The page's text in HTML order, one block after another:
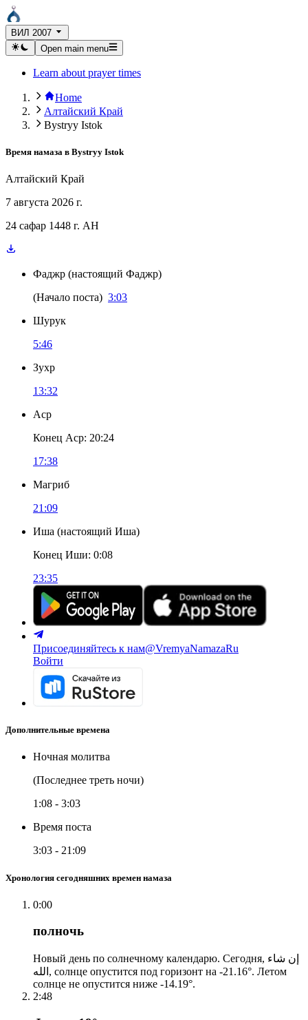
ВИЛ 2007
Open main menu
Learn about prayer times
Home
Алтайский Край
Bystryy Istok
Время намаза в Bystryy Istok
Алтайский Край
7 августа 2026 г.
24 сафар 1448 г. AH
Фаджр (настоящий Фаджр)
(Начало поста) 3:03
Шурук
5:46
Зухр
13:32
Аср
Конец Аср: 20:24
17:38
Магриб
21:09
Иша (настоящий Иша)
Конец Иши: 0:08
23:35
Присоединяйтесь к нам@VremyaNamazaRu
Войти
Дополнительные времена
Ночная молитва
(Последнее треть ночи)
1:08 - 3:03
Время поста
3:03 - 21:09
Хронология сегодняшних времен намаза
0:00
полночь
Новый день по солнечному календарю. Сегодня, إن شاء
الله, солнце опустится под горизонт на -21.16°. Летом
солнце не опустится ниже -14.19°.
2:48